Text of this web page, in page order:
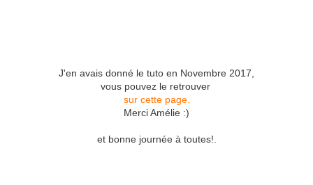
J'en avais donné le tuto en Novembre 2017,
vous pouvez le retrouver
sur cette page.
Merci Amélie :)
et bonne journée à toutes!.